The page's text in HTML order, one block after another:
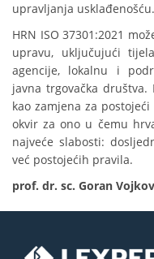
upravljanja usklađenošću.
HRN ISO 37301:2021
upravu, uključujući
agencije, lokalnu i
javna trgovačka
kao zamjena za
okvir za ono u čemu
najveće slabosti:
već postojećih pravila.
prof. dr. sc. Goran